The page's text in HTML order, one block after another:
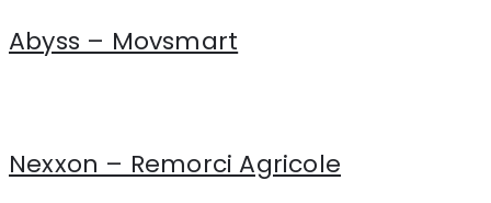
Abyss – Movsmart
Nexxon – Remorci Agricole